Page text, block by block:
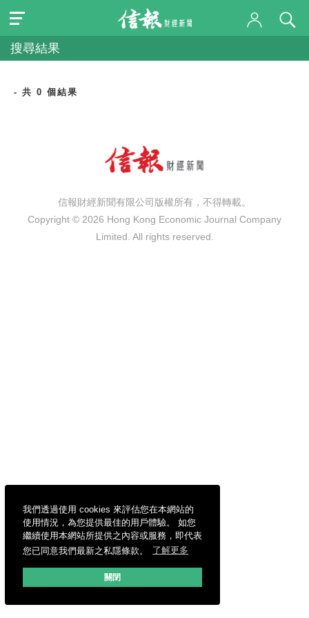
我們透過使用 cookies 來評估您在本網站的
使用情況，為您提供最佳的用戶體驗。 如您
繼續使用本網站所提供之內容或服務，即代表
您已同意我們最新之私隱條款。
了解更多
關閉
搜尋結果
- 共 0 個結果
信報財經新聞有限公司版權所有，不得轉載。
Copyright © 2026 Hong Kong Economic Journal Company
Limited. All rights reserved.